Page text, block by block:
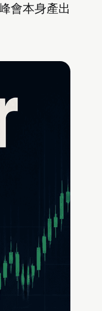
會本身產出